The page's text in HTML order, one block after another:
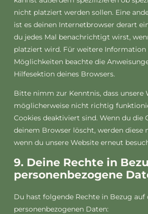
nicht platziert werden sollen. Eine
ist es deinen Internetbrowser derart
du jedes Mal benachrichtigt wirst,
platziert wird. Für weitere Information
Möglichkeiten beachte die
Hilfesektion deines Browsers.
Bitte nimm zur Kenntnis, dass unsere
möglicherweise nicht richtig
Cookies deaktiviert sind. Wenn du die
deinem Browser löscht, werden diese
wenn du unsere Website erneut
9. Deine Rechte in
personenbezogene
Du hast folgende Rechte in Bezug auf
personenbezogenen Daten: